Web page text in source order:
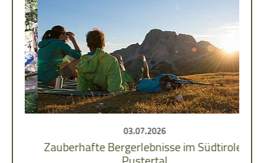
03.07.2026
Zauberhafte Bergerlebnisse im Südtiroler